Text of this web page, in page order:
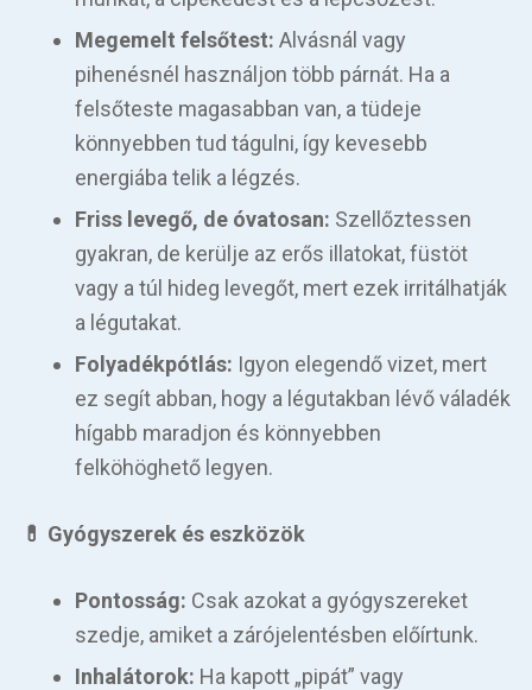
Megemelt felsőtest: Alvásnál vagy
pihenésnél használjon több párnát. Ha a
felsőteste magasabban van, a tüdeje
könnyebben tud tágulni, így kevesebb
energiába telik a légzés.
Friss levegő, de óvatosan: Szellőztessen
gyakran, de kerülje az erős illatokat, füstöt
vagy a túl hideg levegőt, mert ezek irritálhatják
a légutakat.
Folyadékpótlás: Igyon elegendő vizet, mert
ez segít abban, hogy a légutakban lévő váladék
hígabb maradjon és könnyebben
felköhöghető legyen.
💊 Gyógyszerek és eszközök
Pontosság: Csak azokat a gyógyszereket
szedje, amiket a zárójelentésben előírtunk.
Inhalátorok: Ha kapott „pipát” vagy